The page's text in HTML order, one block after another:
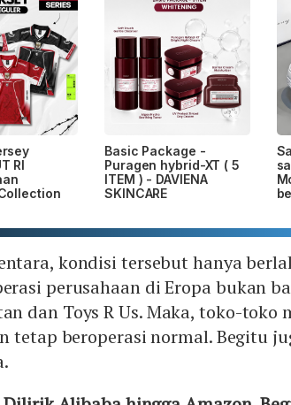
RI
Basic Package -
Puragen hybrid-XT ( 5
ITEM ) - DAVIENA
SKINCARE
kondisi tersebut hanya
perusahaan di Eropa bukan
dan Toys R Us. Maka, toko-toko
tetap beroperasi normal. Begitu